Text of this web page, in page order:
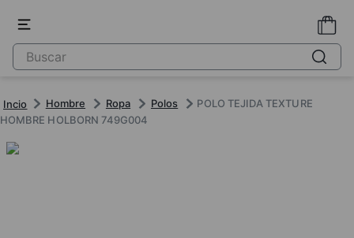
Hombre Ropa Polos
POLO TEJIDA TEXTURE
HOMBRE HOLBORN 749G004